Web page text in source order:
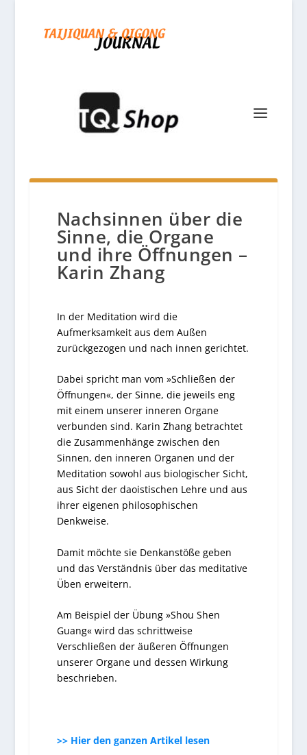
Nachsinnen über die
Sinne, die Organe
und ihre Öffnungen –
Karin Zhang
In der Meditation wird die
Aufmerksamkeit aus dem Außen
zurückgezogen und nach innen gerichtet.
Dabei spricht man vom »Schließen der
Öffnungen«, der Sinne, die jeweils eng
mit einem unserer inneren Organe
verbunden sind. Karin Zhang betrachtet
die Zusammenhänge zwischen den
Sinnen, den inneren Organen und der
Meditation sowohl aus biologischer Sicht,
aus Sicht der daoistischen Lehre und aus
ihrer eigenen philosophischen
Denkweise.
Damit möchte sie Denkanstöße geben
und das Verständnis über das meditative
Üben erweitern.
Am Beispiel der Übung »Shou Shen
Guang« wird das schrittweise
Verschließen der äußeren Öffnungen
unserer Organe und dessen Wirkung
beschrieben.
>> Hier den ganzen Artikel lesen